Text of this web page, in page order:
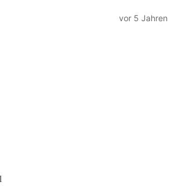
vor 5 Jahren